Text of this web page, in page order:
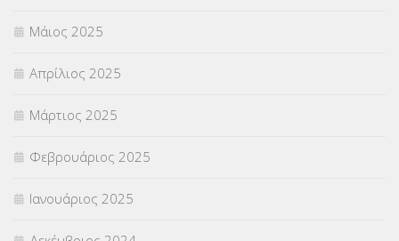
Μάιος 2025
Απρίλιος 2025
Μάρτιος 2025
Φεβρουάριος 2025
Ιανουάριος 2025